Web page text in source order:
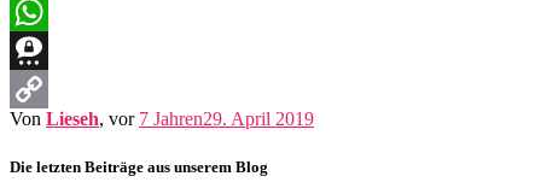
Email
WhatsApp
Threema
Copy
Link
Von Lieseh, vor 7 Jahren29. April 2019
Die letzten Beiträge aus unserem Blog